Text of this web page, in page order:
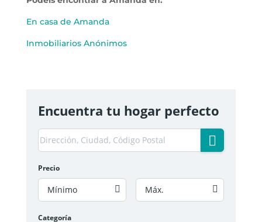
En casa de Amanda
Inmobiliarios Anónimos
Encuentra tu hogar perfecto
Precio
Mínimo Máx.
Categoría